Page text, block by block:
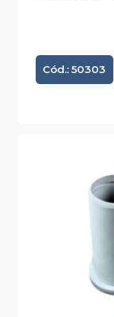
Cód.: 50303